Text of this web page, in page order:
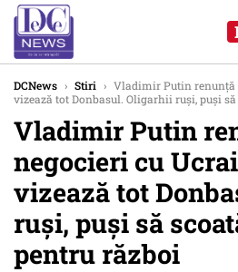
DCNews › Stiri › Vladimir Putin renunță
vizează tot Donbasul. Oligarhii ruși, puși
Vladimir Putin
negocieri cu
vizează tot
ruși, puși să
pentru război